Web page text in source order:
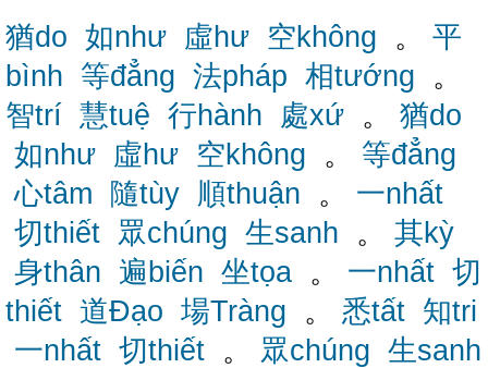
猶do 如như 虛hư 空không 。 平
bình 等đẳng 法pháp 相tướng 。
智trí 慧tuệ 行hành 處xứ 。 猶do
如như 虛hư 空không 。 等đẳng
心tâm
隨tùy 順thuận 。 一nhất
切thiết 眾chúng 生sanh 。 其kỳ
身thân 遍biến 坐tọa 。 一nhất 切
thiết 道Đạo 場Tràng 。 悉tất 知tri
一nhất 切thiết 。 眾chúng 生sanh